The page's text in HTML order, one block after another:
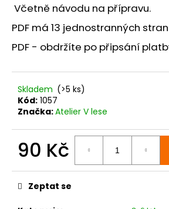
Včetně návodu na přípravu.
PDF má 13 jednostranných
PDF - obdržíte po připsání
Skladem (>5 ks)
Kód: 1057
Značka:Atelier V lese
90 Kč
cena:
Zeptat se
D
o
p
o
r
č
u
e
m